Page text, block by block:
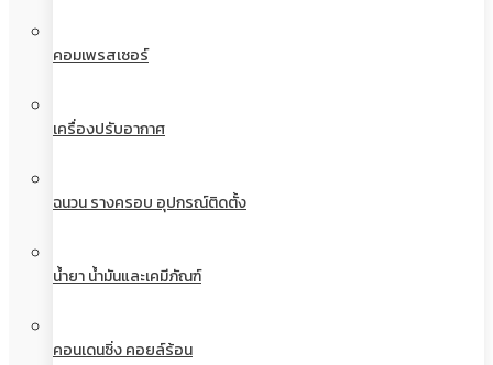
คอมเพรสเซอร์
เครื่องปรับอากาศ
ฉนวน รางครอบ อุปกรณ์ติดตั้ง
น้ำยา น้ำมันและเคมีภัณฑ์
คอนเดนซิ่ง คอยล์ร้อน